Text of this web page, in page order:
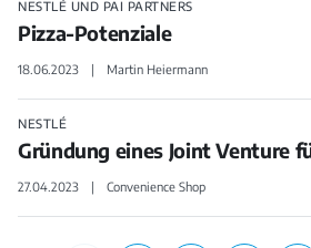
NESTLÉ UND PAI PARTNERS
Pizza-Potenziale
18.06.2023 Martin Heiermann
NESTLÉ
Gründung eines Joint Venture
27.04.2023 Convenience Shop